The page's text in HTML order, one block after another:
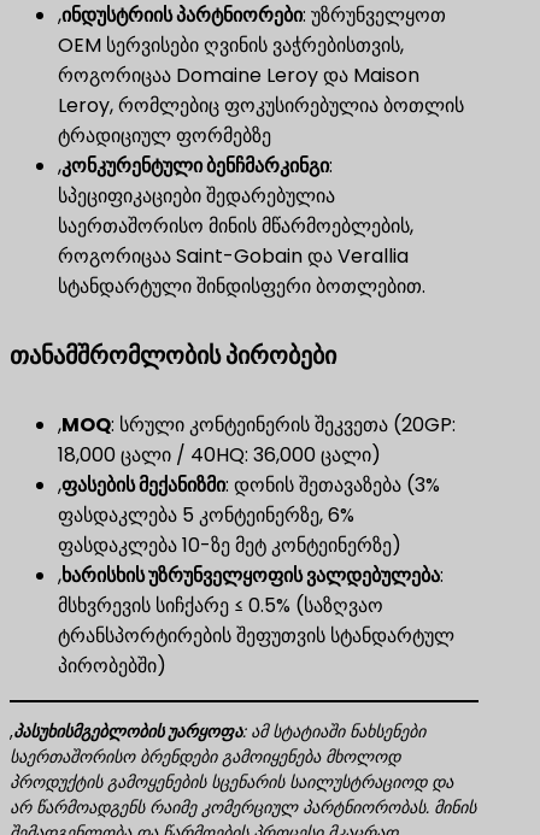
,ინდუსტრიის პარტნიორები​: უზრუნველყოთ
OEM სერვისები ღვინის ვაჭრებისთვის,
როგორიცაა Domaine Leroy და Maison
Leroy, რომლებიც ფოკუსირებულია ბოთლის
ტრადიციულ ფორმებზე
,კონკურენტული ბენჩმარკინგი​:
სპეციფიკაციები შედარებულია
საერთაშორისო მინის მწარმოებლების,
როგორიცაა Saint-Gobain და Verallia
სტანდარტული შინდისფერი ბოთლებით.
თანამშრომლობის პირობები
,MOQ​: სრული კონტეინერის შეკვეთა (20GP:
18,000 ცალი / 40HQ: 36,000 ცალი)
,ფასების მექანიზმი​: დონის შეთავაზება (3%
ფასდაკლება 5 კონტეინერზე, 6%
ფასდაკლება 10-ზე მეტ კონტეინერზე)
,ხარისხის უზრუნველყოფის ვალდებულება​:
მსხვრევის სიჩქარე ≤ 0.5% (საზღვაო
ტრანსპორტირების შეფუთვის სტანდარტულ
პირობებში)
,პასუხისმგებლობის უარყოფა​: ამ სტატიაში ნახსენები
საერთაშორისო ბრენდები გამოიყენება მხოლოდ
პროდუქტის გამოყენების სცენარის საილუსტრაციოდ და
არ წარმოადგენს რაიმე კომერციულ პარტნიორობას. მინის